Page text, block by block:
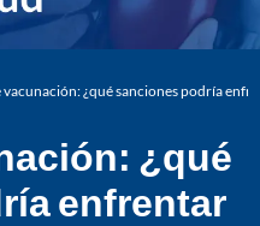
vacunación: ¿qué sanciones podría
¿qué
enfrentar